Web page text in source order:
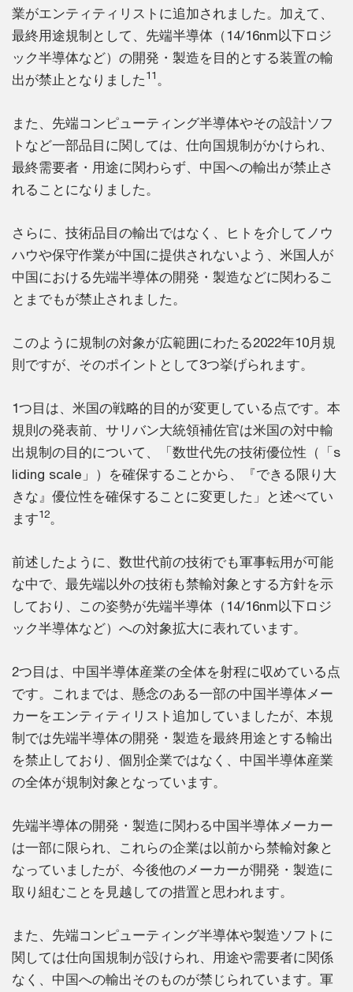
業がエンティティリストに追加されました。加えて、
最終用途規制として、先端半導体（14/16nm以下ロジ
ック半導体など）の開発・製造を目的とする装置の輸
出が禁止となりました11 。
また、先端コンピューティング半導体やその設計ソフ
トなど一部品目に関しては、仕向国規制がかけられ、
最終需要者・用途に関わらず、中国への輸出が禁止さ
れることになりました。
さらに、技術品目の輸出ではなく、ヒトを介してノウ
ハウや保守作業が中国に提供されないよう、米国人が
中国における先端半導体の開発・製造などに関わるこ
とまでもが禁止されました。
このように規制の対象が広範囲にわたる2022年10月規
則ですが、そのポイントとして3つ挙げられます。
1つ目は、米国の戦略的目的が変更している点です。本
規則の発表前、サリバン大統領補佐官は米国の対中輸
出規制の目的について、「数世代先の技術優位性（「s
liding scale」）を確保することから、『できる限り大
きな』優位性を確保することに変更した」と述べてい
ます12。
前述したように、数世代前の技術でも軍事転用が可能
な中で、最先端以外の技術も禁輸対象とする方針を示
しており、この姿勢が先端半導体（14/16nm以下ロジ
ック半導体など）への対象拡大に表れています。
2つ目は、中国半導体産業の全体を射程に収めている点
です。これまでは、懸念のある一部の中国半導体メー
カーをエンティティリスト追加していましたが、本規
制では先端半導体の開発・製造を最終用途とする輸出
を禁止しており、個別企業ではなく、中国半導体産業
の全体が規制対象となっています。
先端半導体の開発・製造に関わる中国半導体メーカー
は一部に限られ、これらの企業は以前から禁輸対象と
なっていましたが、今後他のメーカーが開発・製造に
取り組むことを見越しての措置と思われます。
また、先端コンピューティング半導体や製造ソフトに
関しては仕向国規制が設けられ、用途や需要者に関係
なく、中国への輸出そのものが禁じられています。軍